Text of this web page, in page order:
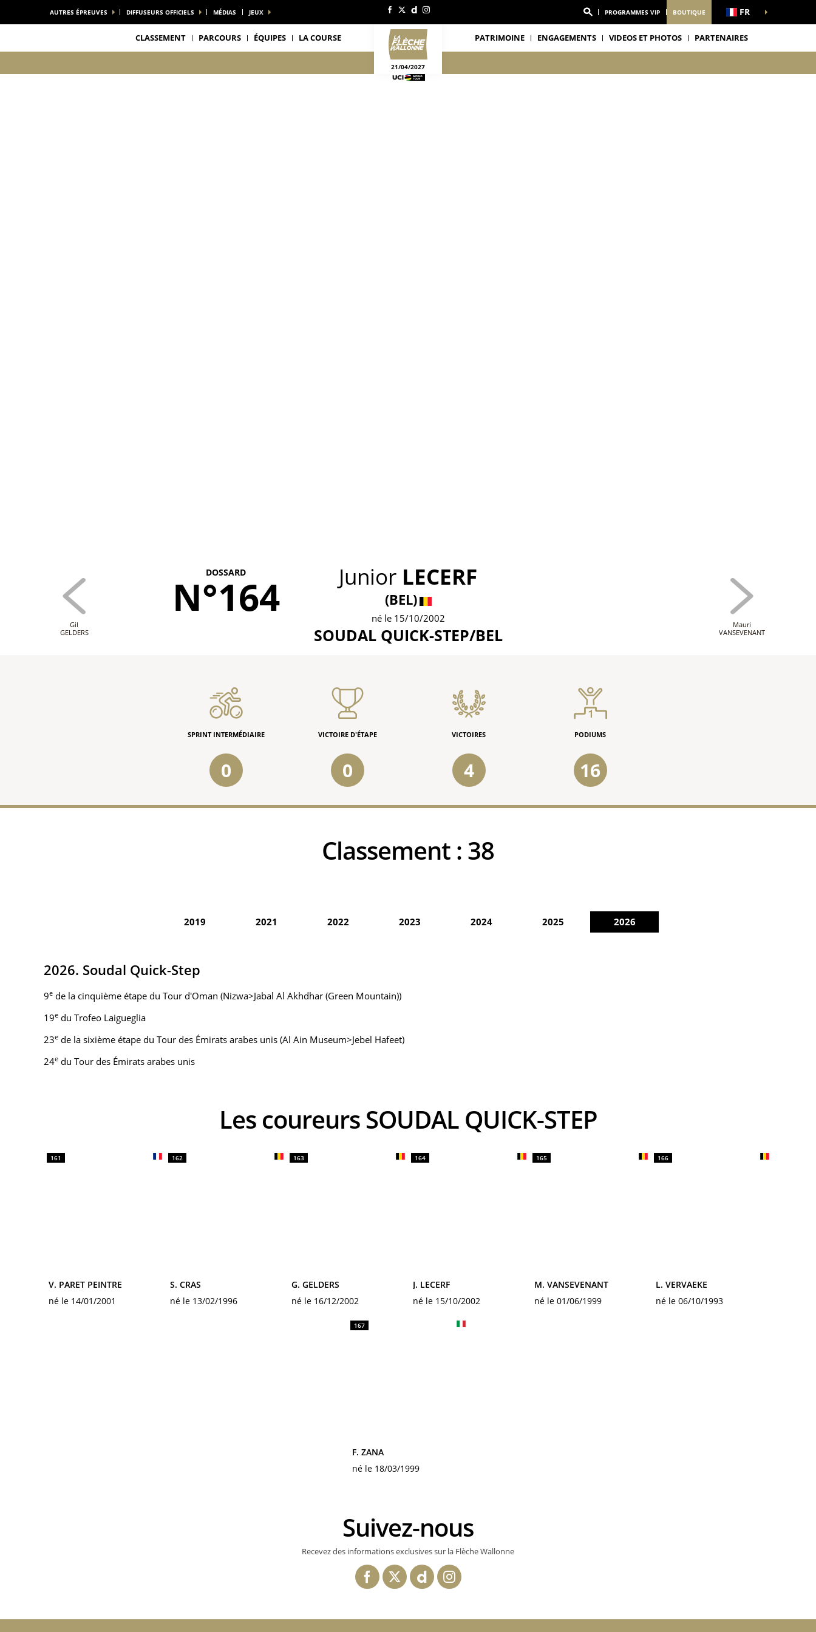
AUTRES ÉPREUVES DIFFUSEURS OFFICIELS MÉDIAS JEUX PROGRAMMES VIP BOUTIQUE FR
CLASSEMENT PARCOURS ÉQUIPES LA COURSE
21/04/2027
PATRIMOINE ENGAGEMENTS VIDEOS ET PHOTOS PARTENAIRES
DOSSARD
N°164 Junior LECERF
(BEL)
né le 15/10/2002
SOUDAL QUICK-STEP/BEL
Gil
GELDERS
Mauri
VANSEVENANT
SPRINT INTERMÉDIAIRE
0
VICTOIRE D'ÉTAPE
0
VICTOIRES
4
PODIUMS
16
Classement : 38
2019 2021 2022 2023 2024 2025 2026
2026. Soudal Quick-Step
9e de la cinquième étape du Tour d'Oman (Nizwa>Jabal Al Akhdhar (Green Mountain))
19e du Trofeo Laigueglia
23e de la sixième étape du Tour des Émirats arabes unis (Al Ain Museum>Jebel Hafeet)
24e du Tour des Émirats arabes unis
Les coureurs SOUDAL QUICK-STEP
161
V. PARET PEINTRE
né le 14/01/2001
162
S. CRAS
né le 13/02/1996
163
G. GELDERS
né le 16/12/2002
164
J. LECERF
né le 15/10/2002
165
M. VANSEVENANT
né le 01/06/1999
166
L. VERVAEKE
né le 06/10/1993
167
F. ZANA
né le 18/03/1999
Suivez-nous
Recevez des informations exclusives sur la Flèche Wallonne